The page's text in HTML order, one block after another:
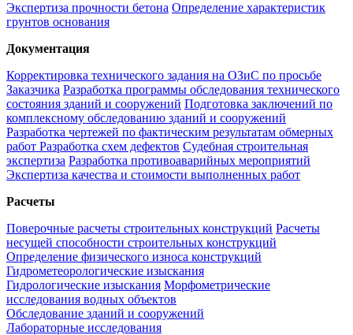
Экспертиза прочности бетона Определение характеристик
грунтов основания
Документация
Корректировка технического задания на ОЗиС по просьбе
Заказчика Разработка программы обследования технического
состояния зданий и сооружений Подготовка заключений по
комплексному обследованию зданий и сооружений
Разработка чертежей по фактическим результатам обмерных
работ Разработка схем дефектов Судебная строительная
экспертиза Разработка противоаварийных мероприятий
Экспертиза качества и стоимости выполненных работ
Расчеты
Поверочные расчеты строительных конструкций Расчеты
несущей способности строительных конструкций
Определение физического износа конструкций
Гидрометеорологические изыскания
Гидрологические изыскания Морфометрические
исследования водных объектов
Обследование зданий и сооружений
Лабораторные исследования